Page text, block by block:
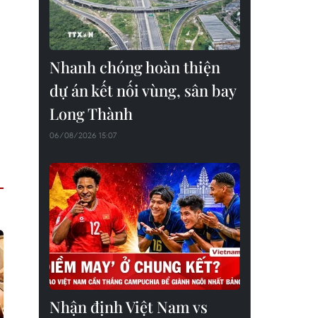
Nhanh chóng hoàn thiện
dự án kết nối vùng, sân bay
Long Thành
06/08/2026 15:07
Nhận định Việt Nam vs